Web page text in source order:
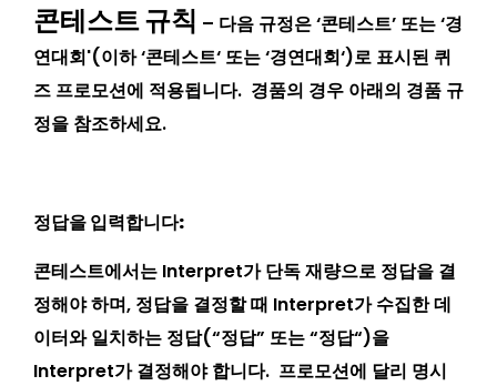
콘테스트 규칙 – 다음 규정은 ‘콘테스트’ 또는 ‘경
연대회'(이하 ‘콘테스트‘ 또는 ‘경연대회‘)로 표시된 퀴
즈 프로모션에 적용됩니다. 경품의 경우 아래의 경품 규
정을 참조하세요.
정답을 입력합니다:
콘테스트에서는 Interpret가 단독 재량으로 정답을 결
정해야 하며, 정답을 결정할 때 Interpret가 수집한 데
이터와 일치하는 정답(“정답” 또는 “정답“)을
Interpret가 결정해야 합니다. 프로모션에 달리 명시